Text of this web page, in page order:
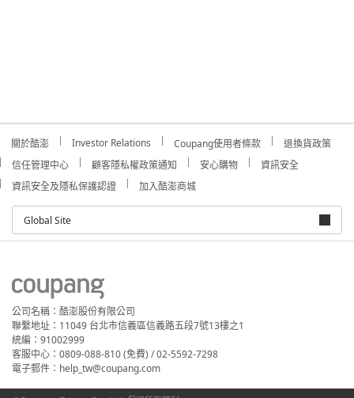
關於酷澎 Investor Relations Coupang使用者條款
退換貨政策
信任管理中心
顧客隱私權政策通知 安心購物
資訊安全
資訊安全及隱私保護認證
加入酷澎商城
Global Site
公司名稱：酷澎股份有限公司
聯繫地址：11049 台北市信義區信義路五段7號13樓之1
統編：91002999
客服中心：0809-088-810 (免費) / 02-5592-7298
電子郵件：help_tw@coupang.com